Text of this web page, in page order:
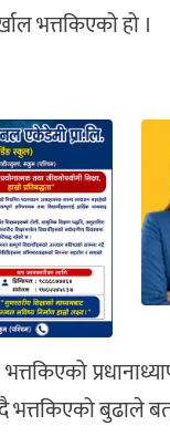
भत्तकिएको हो ।
भत्तकिएको बुढाले